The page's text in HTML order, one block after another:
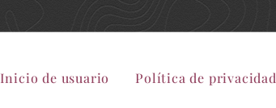
Inicio de usuario Política de privacidad